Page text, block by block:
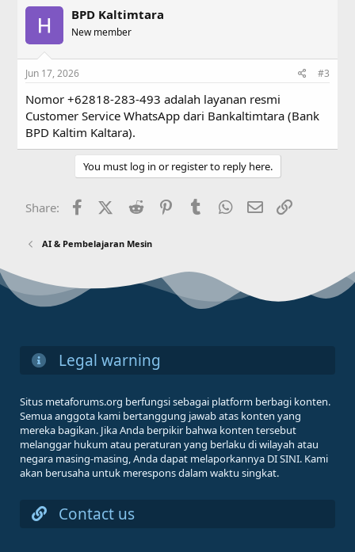
BPD Kaltimtara
New member
Jun 17, 2026 #3
Nomor +62818-283-493 adalah layanan resmi
Customer Service WhatsApp dari Bankaltimtara (Bank
BPD Kaltim Kaltara).
You must log in or register to reply here.
Share: FacebookX (Twitter)
Reddit PinterestTumblr WhatsApp
Email
AI & Pembelajaran Mesin
Legal warning
Situs metaforums.org berfungsi sebagai platform berbagi konten.
Semua anggota kami bertanggung jawab atas konten yang
mereka bagikan. Jika Anda berpikir bahwa konten tersebut
melanggar hukum atau peraturan yang berlaku di wilayah atau
negara masing-masing, Anda dapat melaporkannya DI SINI. Kami
akan berusaha untuk merespons dalam waktu singkat.
Contact us